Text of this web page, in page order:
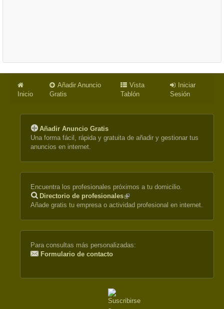
Inicio
Añadir Anuncio
Gratis
Vista
Tablón
Iniciar
Sesión
Añadir Anuncio Gratis
Una forma fácil, rápida y gratuita de añadir y gestionar tus
anuncios en internet.
Encuentra los profesionales próximos a tu domicilio.
Directorio de profesionales(link
is
Añade gratis tu empresa o actividad profesional en internet.
Para consultas más personalizadas:
Formulario de contacto